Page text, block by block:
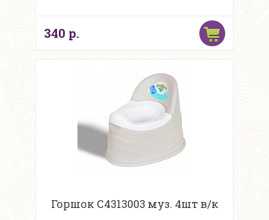
340 р.
Горшок С4313003 муз. 4шт в/к